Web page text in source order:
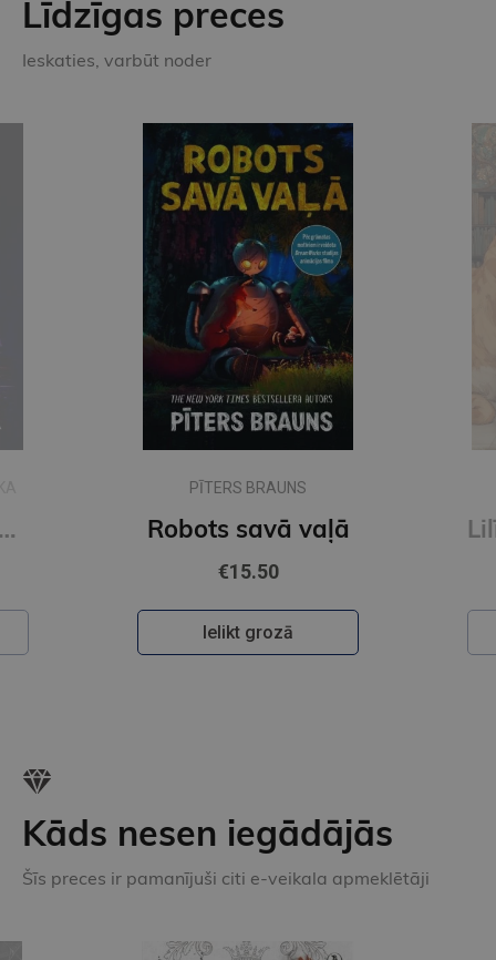
Līdzīgas preces
Ieskaties, varbūt noder
tehnikumu
PĪTERS BRAUNS
Robots savā vaļā
€15.50
Ielikt grozā
Kāds nesen iegādājās
Šīs preces ir pamanījuši citi e-veikala apmeklētāji